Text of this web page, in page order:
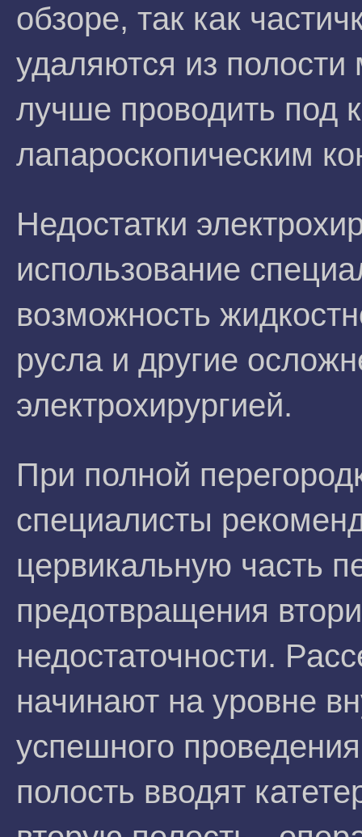
обзоре, так как
удаляются из
лучше проводить под
лапароскопическим
Недостатки
использование
возможность
русла и другие
электрохирургией.
При полной
специалисты
цервикальную часть
предотвращения
недостаточности.
начинают на уровне
успешного
полость вводят